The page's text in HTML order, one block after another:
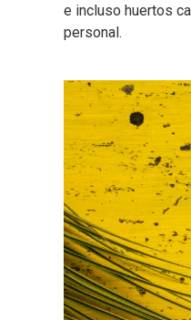
e incluso huertos
personal.